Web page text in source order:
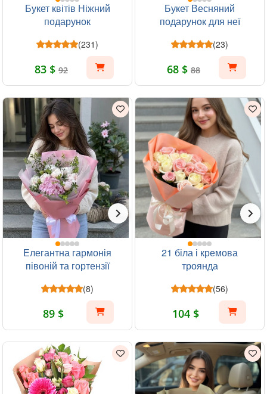
Букет квітів Ніжний
подарунок
(231)
83 $ 92
Букет Весняний
подарунок для неї
(23)
68 $ 88
Елегантна гармонія
півоній та гортензії
(8)
89 $
21 біла і кремова
троянда
(56)
104 $